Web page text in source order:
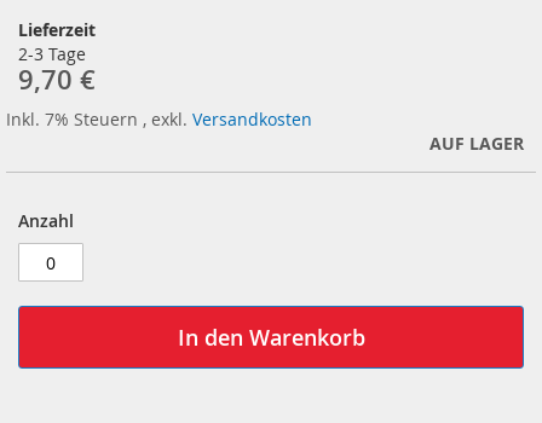
Lieferzeit
2-3 Tage
9,70 €
Inkl. 7% Steuern , exkl. Versandkosten
AUF LAGER
Anzahl
In den Warenkorb